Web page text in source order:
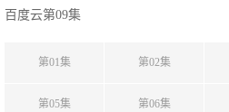
百度云第09集
第01集 第02集
第05集 第06集